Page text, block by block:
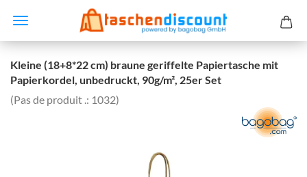
Kleine (18+8*22 cm) braune geriffelte Papiertasche mit
Papierkordel, unbedruckt, 90g/m², 25er Set
(Pas de produit .: 1032)